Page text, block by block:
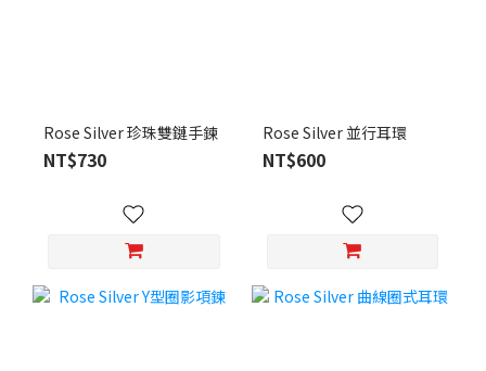
Rose Silver 珍珠雙鏈手鍊
NT$730
Rose Silver 並行耳環
NT$600